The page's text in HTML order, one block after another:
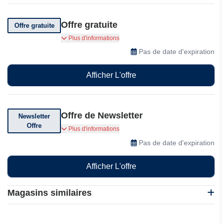
Magasins similaires
Offre gratuite Offre gratuite
Omnisend vous offre une option de démarrage
gratuite pour commencer à utiliser Omnisend
Plus d'informations
Pas de date d'expiration
Afficher L'offre
Newsletter
Offre
Offre de Newsletter
Abonnez-vous à leur newsletter pour des
réductions exclusives, des offres et des
Plus d'informations
Pas de date d'expiration
Afficher L'offre